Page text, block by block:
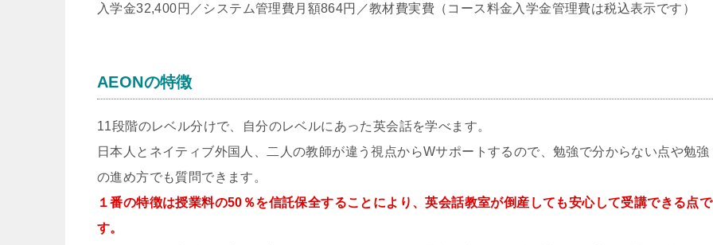
入学金32,400円／システム管理費月額864円／教材費実費（コース料金入学金管理費は税込表示です）
AEONの特徴
11段階のレベル分けで、自分のレベルにあった英会話を学べます。
日本人とネイティブ外国人、二人の教師が違う視点からWサポートするので、勉強で分からない点や勉強
の進め方でも質問できます。
１番の特徴は授業料の50％を信託保全することにより、英会話教室が倒産しても安心して受講できる点で
す。